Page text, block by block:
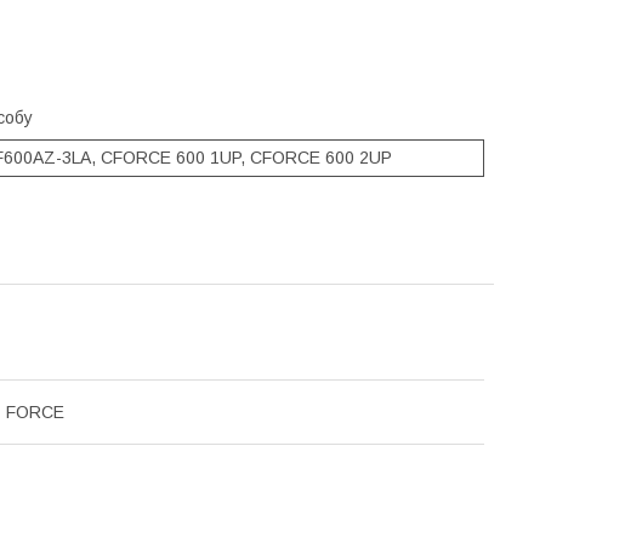
3LA, CFORCE 600 1UP, CFORCE 600 2UP
FORCE